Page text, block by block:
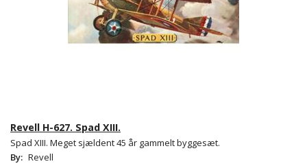
Revell H-627. Spad XIII.
Spad XIII. Meget sjældent 45 år gammelt byggesæt.
By: Revell